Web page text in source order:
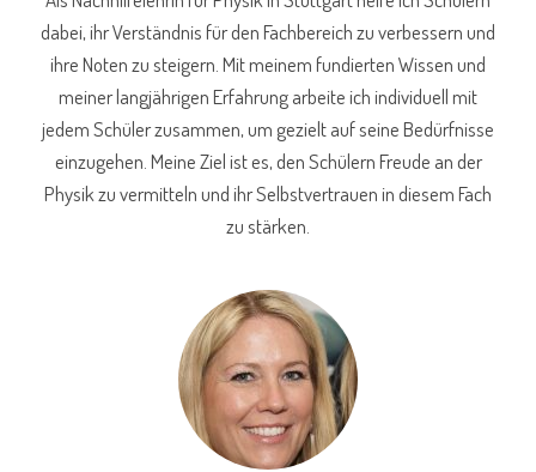
dabei, ihr Verständnis für den Fachbereich zu verbessern und
ihre Noten zu steigern. Mit meinem fundierten Wissen und
meiner langjährigen Erfahrung arbeite ich individuell mit
jedem Schüler zusammen, um gezielt auf seine Bedürfnisse
einzugehen. Meine Ziel ist es, den Schülern Freude an der
Physik zu vermitteln und ihr Selbstvertrauen in diesem Fach
zu stärken.